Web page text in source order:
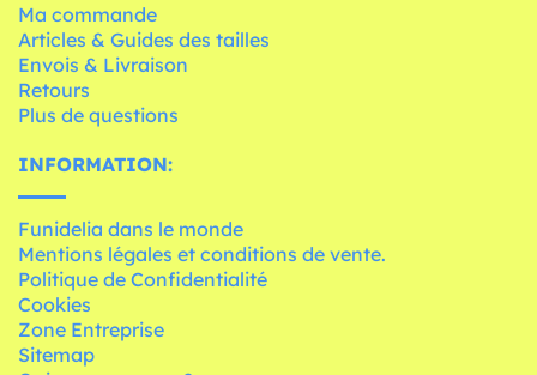
Ma commande
Articles & Guides des tailles
Envois & Livraison
Retours
Plus de questions
INFORMATION:
Funidelia dans le monde
Mentions légales et conditions de vente.
Politique de Confidentialité
Cookies
Zone Entreprise
Sitemap